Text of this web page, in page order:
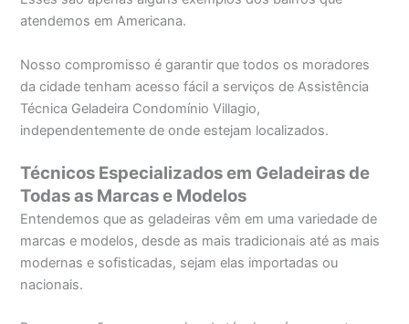
atendemos em Americana.
Nosso compromisso é garantir que todos os moradores
da cidade tenham acesso fácil a serviços de Assistência
Técnica Geladeira Condomínio Villagio,
independentemente de onde estejam localizados.
Técnicos Especializados em Geladeiras de
Todas as Marcas e Modelos
Entendemos que as geladeiras vêm em uma variedade de
marcas e modelos, desde as mais tradicionais até as mais
modernas e sofisticadas, sejam elas importadas ou
nacionais.